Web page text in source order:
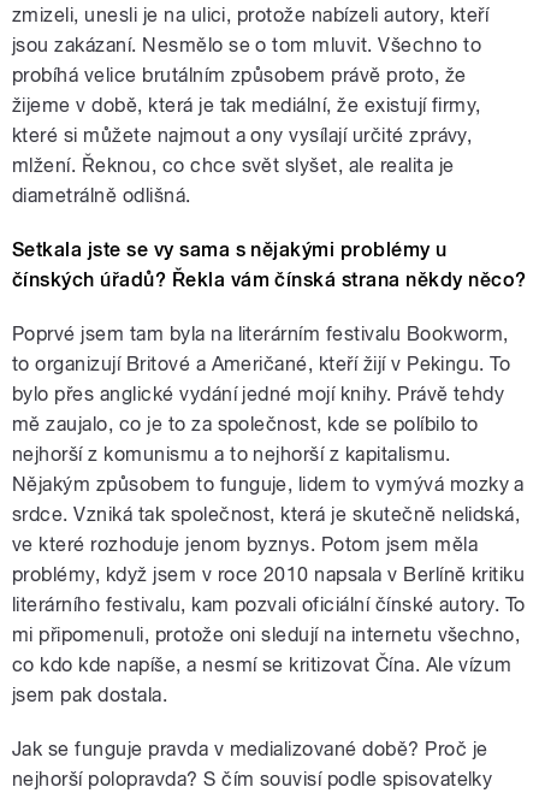
zmizeli, unesli je na ulici, protože nabízeli autory, kteří
jsou zakázaní. Nesmělo se o tom mluvit. Všechno to
probíhá velice brutálním způsobem právě proto, že
žijeme v době, která je tak mediální, že existují firmy,
které si můžete najmout a ony vysílají určité zprávy,
mlžení. Řeknou, co chce svět slyšet, ale realita je
diametrálně odlišná.
Setkala jste se vy sama s nějakými problémy u
čínských úřadů? Řekla vám čínská strana někdy něco?
Poprvé jsem tam byla na literárním festivalu Bookworm,
to organizují Britové a Američané, kteří žijí v Pekingu. To
bylo přes anglické vydání jedné mojí knihy. Právě tehdy
mě zaujalo, co je to za společnost, kde se políbilo to
nejhorší z komunismu a to nejhorší z kapitalismu.
Nějakým způsobem to funguje, lidem to vymývá mozky a
srdce. Vzniká tak společnost, která je skutečně nelidská,
ve které rozhoduje jenom byznys. Potom jsem měla
problémy, když jsem v roce 2010 napsala v Berlíně kritiku
literárního festivalu, kam pozvali oficiální čínské autory. To
mi připomenuli, protože oni sledují na internetu všechno,
co kdo kde napíše, a nesmí se kritizovat Čína. Ale vízum
jsem pak dostala.
Jak se funguje pravda v medializované době? Proč je
nejhorší polopravda? S čím souvisí podle spisovatelky